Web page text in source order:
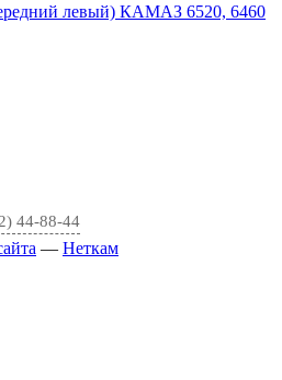
левый) КАМАЗ 6520, 6460
44-88-44
— Неткам